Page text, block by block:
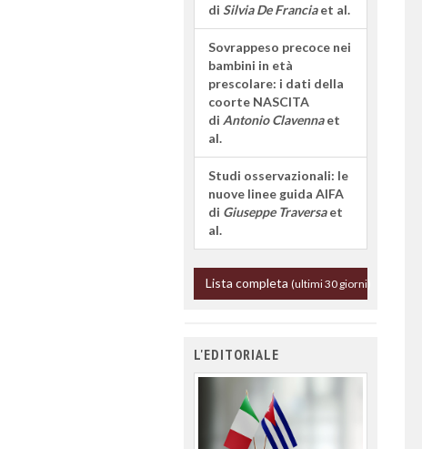
di Silvia De Franciaet al.
Sovrappeso precoce nei
bambini in età
prescolare: i dati della
coorte NASCITA
di Antonio Clavennaet
al.
Studi osservazionali: le
nuove linee guida AIFA
di Giuseppe Traversaet
al.
Lista completa (ultimi 30 giorni)
L'EDITORIALE